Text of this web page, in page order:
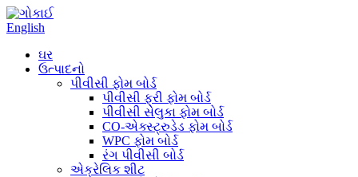
English
ઘર
ઉત્પાદનો
પીવીસી ફોમ બોર્ડ
પીવીસી ફ્રી ફોમ બોર્ડ
પીવીસી સેલુકા ફોમ બોર્ડ
CO-એક્સ્ટ્રુડેડ ફોમ બોર્ડ
WPC ફોમ બોર્ડ
રંગ પીવીસી બોર્ડ
એક્રેલિક શીટ